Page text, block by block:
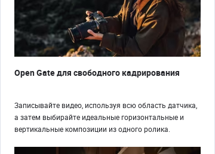
Open Gate для свободного кадрирования
Записывайте видео, используя всю область датчика,
а затем выбирайте идеальные горизонтальные и
вертикальные композиции из одного ролика.